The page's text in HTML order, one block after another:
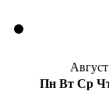
Пн Вт Ср